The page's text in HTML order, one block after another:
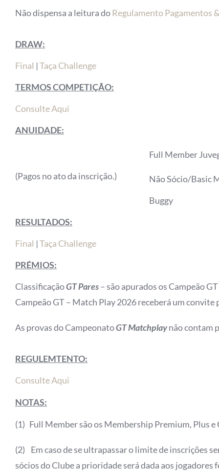
Não dispensa a leitura doRegulamento Pagamentos
DRAW:
Final |Taça Challenge
TERMOS COMPETIÇÃO:
Consulte Aqui
ANUIDADE:
(Pagos no ato da inscrição.)
Full Member
Não Sócio/Basic
Buggy
RESULTADOS:
Final |Taça Challenge
PRÉMIOS:
ClassificaçãoGT Pares– são apurados os Campeão
Campeão GT – Match Play 2026 receberá um
As provas do CampeonatoGT Matchplaynão contam
REGULEMTENTO:
Consulte Aqui
NOTAS:
(1) Full Member são os Membership Premium, Plus e
(2) Em caso de se ultrapassar o limite de inscrições
sócios do Clube a prioridade será dada aos